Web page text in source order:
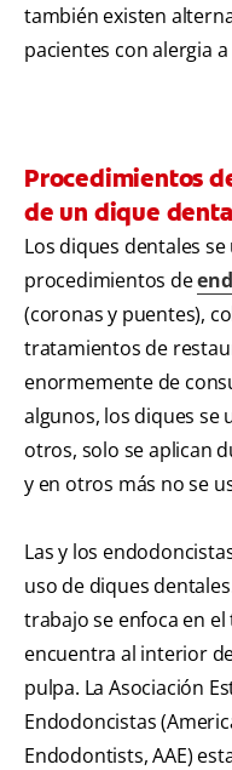
también existen
pacientes con alergia
Procedimientos
de un dique
Los diques dentales
procedimientos de
(coronas y puentes),
tratamientos de
enormemente de
algunos, los diques se
otros, solo se aplican
y en otros más no se
Las y los
uso de diques
trabajo se enfoca en
encuentra al interior
pulpa. La Asociación
Endodoncistas
Endodontists, AAE)